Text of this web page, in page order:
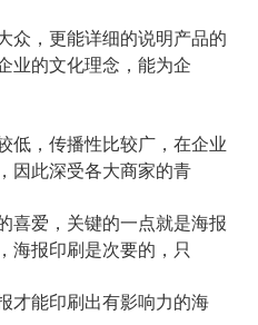
众，更能详细的说明产品的
业的文化理念，能为企
低，传播性比较广，在企业
因此深受各大商家的青
喜爱，关键的一点就是海报
海报印刷是次要的，只
才能印刷出有影响力的海